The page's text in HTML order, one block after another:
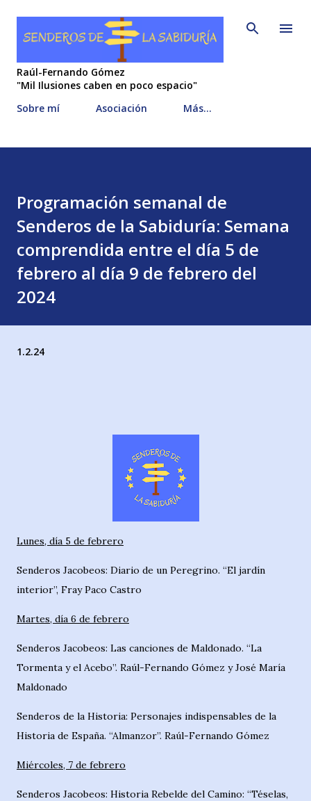
Ir al contenido principal
Raúl-Fernando Gómez
"Mil Ilusiones caben en poco espacio"
Sobre mí
Asociación Más…
Programación semanal de
Senderos de la Sabiduría: Semana
comprendida entre el día 5 de
febrero al día 9 de febrero del
2024
1.2.24
Lunes, día 5 de febrero
Senderos Jacobeos: Diario de un Peregrino. “El jardín
interior”, Fray Paco Castro
Martes, día 6 de febrero
Senderos Jacobeos: Las canciones de Maldonado. “La
Tormenta y el Acebo”. Raúl-Fernando Gómez y José María
Maldonado
Senderos de la Historia: Personajes indispensables de la
Historia de España. “Almanzor”. Raúl-Fernando Gómez
Miércoles, 7 de febrero
Senderos Jacobeos: Historia Rebelde del Camino: “Téselas,